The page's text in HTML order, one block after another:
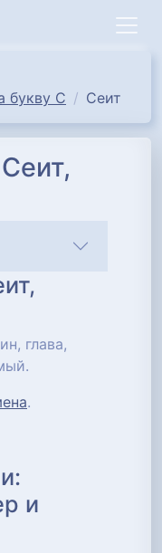
букву С
Сеит
глава,
.
и